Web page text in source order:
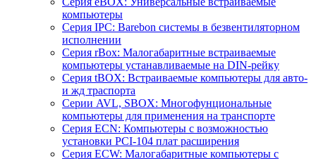
компьютеры
Серия IPC: Barebon системы в безвентиляторном
исполнении
Серия rBox: Малогабаритные встраиваемые
компьютеры устанавливаемые на DIN-рейку
Серия tBOX: Встраиваемые компьютеры для авто-
и жд траспорта
Серии AVL, SBOX: Многофунциональные
компьютеры для применения на транспорте
Серия ECN: Компьютеры с возможностью
установки PCI-104 плат расширения
Серия ECW: Малогабаритные компьютеры с